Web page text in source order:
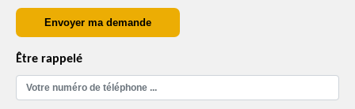
Être rappelé